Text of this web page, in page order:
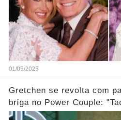
01/05/2025
Gretchen se revolta com
briga no Power Couple:
mais